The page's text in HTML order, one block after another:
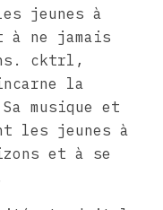
jeunes à
à ne jamais
cktrl,
la
musique et
les jeunes à
et à se